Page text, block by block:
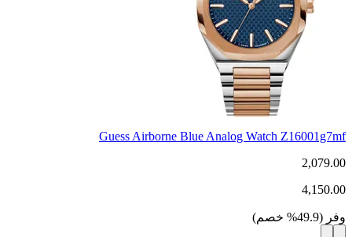
Guess Airborne Blue Analog Watch Z16001g7mf
2,079.00
4,150.00
وفر (
49.9
% خصم)